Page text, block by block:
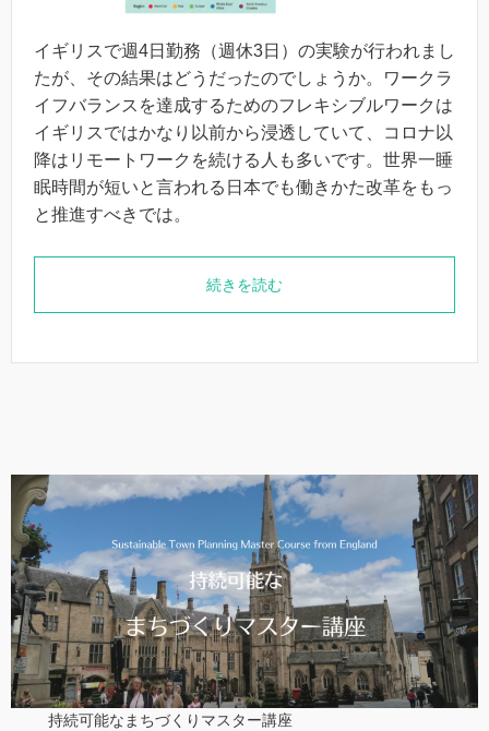
イギリスで週4日勤務（週休3日）の実験が行われまし
たが、その結果はどうだったのでしょうか。ワークラ
イフバランスを達成するためのフレキシブルワークは
イギリスではかなり以前から浸透していて、コロナ以
降はリモートワークを続ける人も多いです。世界一睡
眠時間が短いと言われる日本でも働きかた改革をもっ
と推進すべきでは。
続きを読む
持続可能なまちづくりマスター講座